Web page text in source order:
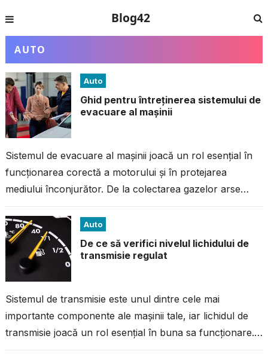
Blog42
AUTO
Auto
Ghid pentru întreținerea sistemului de
evacuare al mașinii
Sistemul de evacuare al mașinii joacă un rol esențial în
funcționarea corectă a motorului și în protejarea
mediului înconjurător. De la colectarea gazelor arse
Auto
De ce să verifici nivelul lichidului de
transmisie regulat
Sistemul de transmisie este unul dintre cele mai
importante componente ale mașinii tale, iar lichidul de
transmisie joacă un rol esențial în buna sa funcționare.